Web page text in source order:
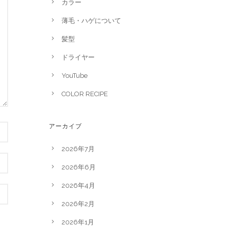
カラー
薄毛・ハゲについて
髪型
ドライヤー
YouTube
COLOR RECIPE
アーカイブ
2026年7月
2026年6月
2026年4月
2026年2月
2026年1月